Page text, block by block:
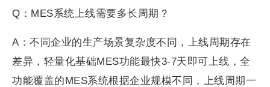
Q：MES系统上线需要多长周期？
A：不同企业的生产场景复杂度不同，上线周期存在
差异，轻量化基础MES功能最快3-7天即可上线，全
功能覆盖的MES系统根据企业规模不同，上线周期一